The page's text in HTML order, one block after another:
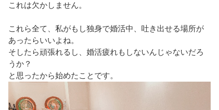
これは欠かしません。
これら全て、私がもし独身で婚活中、吐き出せる場所が
あったらいいよね。
そしたら頑張れるし、婚活疲れもしないんじゃないだろ
うか？
と思ったから始めたことです。